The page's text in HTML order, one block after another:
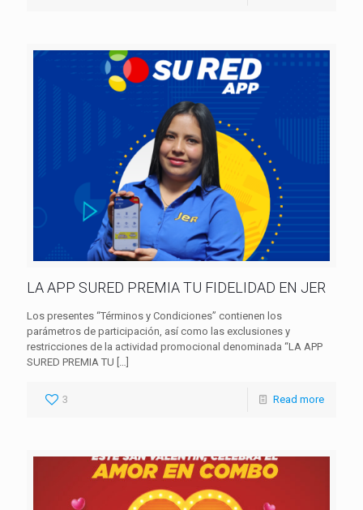
LA APP SURED PREMIA TU FIDELIDAD EN JER
Los presentes “Términos y Condiciones” contienen los
parámetros de participación, así como las exclusiones y
restricciones de la actividad promocional denominada “LA APP
SURED PREMIA TU […]
3 Read more